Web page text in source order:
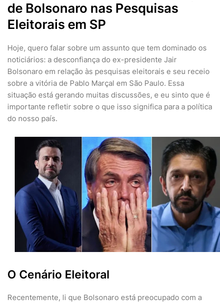
de Bolsonaro nas Pesquisas
Eleitorais em SP
Hoje, quero falar sobre um assunto que tem dominado os
noticiários: a desconfiança do ex-presidente Jair
Bolsonaro em relação às pesquisas eleitorais e seu receio
sobre a vitória de Pablo Marçal em São Paulo. Essa
situação está gerando muitas discussões, e eu sinto que é
importante refletir sobre o que isso significa para a política
do nosso país.
O Cenário Eleitoral
Recentemente, li que Bolsonaro está preocupado com a